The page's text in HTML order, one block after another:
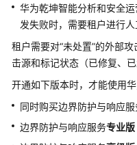
边
界
护
与
响
产
华为乾坤智能分析和安全
发失败时，需要租户进行
租户需要对“未处置”的外部攻
击源和标记状态（已修复、已
开通如下版本时，才能使用
同时购买边界防护与响应服
边界防护与响应服务专业版